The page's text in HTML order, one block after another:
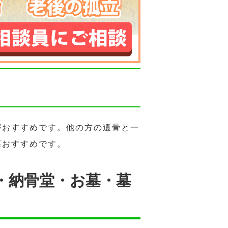
すすめです。他の方の遺骨と一
すすめです。
納骨堂・お墓・墓